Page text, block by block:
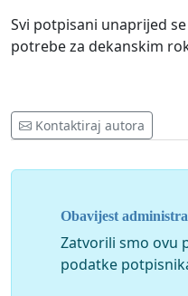
Svi potpisani unaprijed
potrebe za dekanskim
Kontaktiraj autora
Obavijest
Zatvorili smo ovu
podatke